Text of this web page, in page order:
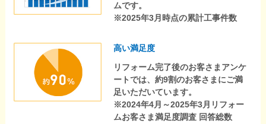
ムです。
※2025年3月時点の累計工事件数
高い満足度
リフォーム完了後のお客さまアンケ
ートでは、約9割のお客さまにご満
足いただいています。
※2024年4月～2025年3月リフォー
ムお客さま満足度調査 回答総数